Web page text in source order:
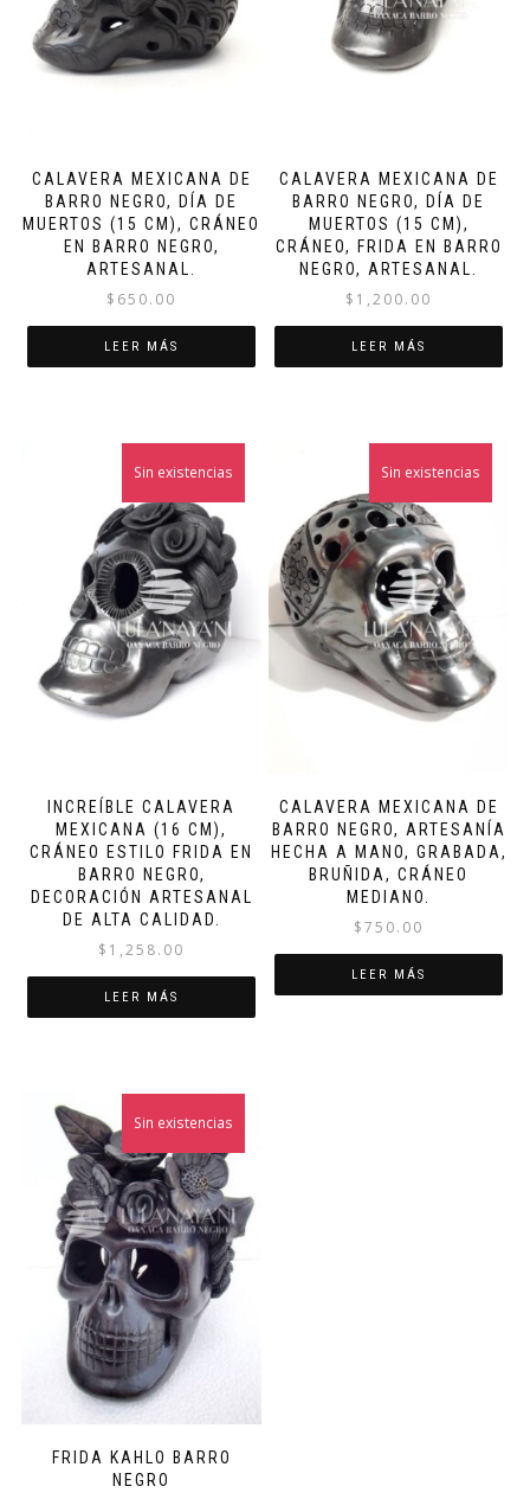
CALAVERA MEXICANA DE
BARRO NEGRO, DÍA DE
MUERTOS (15 CM), CRÁNEO
EN BARRO NEGRO,
ARTESANAL.
$ 650.00
LEER MÁS
CALAVERA MEXICANA DE
BARRO NEGRO, DÍA DE
MUERTOS (15 CM),
CRÁNEO, FRIDA EN BARRO
NEGRO, ARTESANAL.
$ 1,200.00
LEER MÁS
INCREÍBLE CALAVERA
MEXICANA (16 CM),
CRÁNEO ESTILO FRIDA EN
BARRO NEGRO,
DECORACIÓN ARTESANAL
DE ALTA CALIDAD.
$ 1,258.00
Sin existencias
LEER MÁS
CALAVERA MEXICANA DE
BARRO NEGRO, ARTESANÍA
HECHA A MANO, GRABADA,
BRUÑIDA, CRÁNEO
MEDIANO.
$750.00
Sin existencias
LEER MÁS
FRIDA KAHLO BARRO
NEGRO
Sin existencias